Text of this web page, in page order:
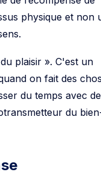
physique et non
on fait des
du temps avec
du